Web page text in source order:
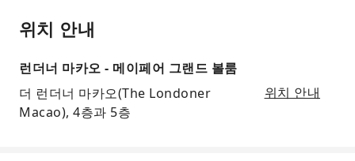
위치 안내
런더너 마카오 - 메이페어 그랜드 볼룸
더 런더너 마카오(The Londoner
Macao), 4층과 5층
위치 안내